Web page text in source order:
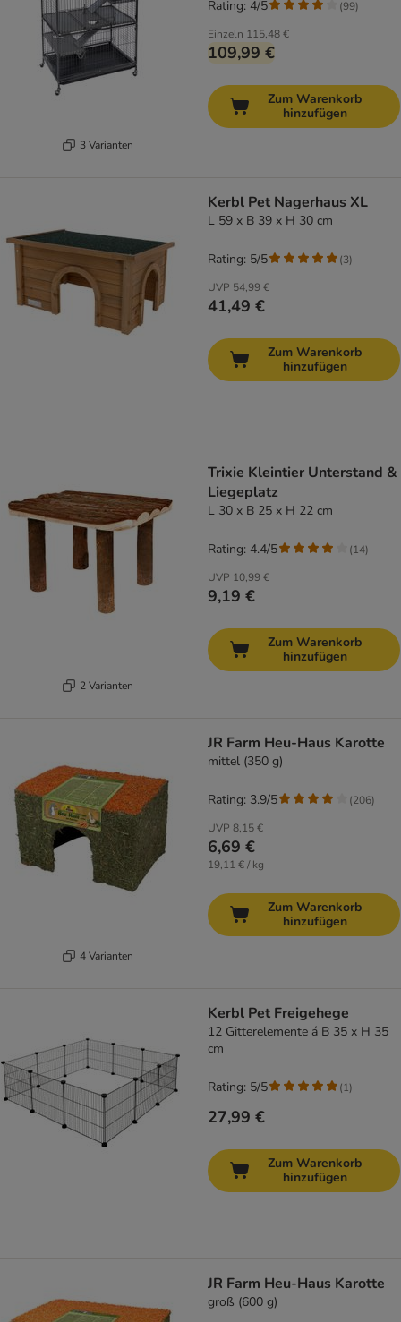
3 Varianten
Einzeln 115,48 €
109,99 €
Rating: 4/5 (99)
Zum Warenkorb
hinzufügen
Kerbl Pet Nagerhaus XL
L 59 x B 39 x H 30 cm
UVP 54,99 €
41,49 €
Rating: 5/5 (3)
Zum Warenkorb
hinzufügen
2 Varianten
Trixie Kleintier Unterstand &
Liegeplatz
L 30 x B 25 x H 22 cm
UVP 10,99 €
9,19 €
Rating: 4.4/5 (14)
Zum Warenkorb
hinzufügen
4 Varianten
JR Farm Heu-Haus Karotte
mittel (350 g)
UVP 8,15 €
6,69 €
19,11 € / kg
Rating: 3.9/5 (206)
Zum Warenkorb
hinzufügen
Kerbl Pet Freigehege
12 Gitterelemente á B 35 x H 35
cm
27,99 €
Rating: 5/5 (1)
Zum Warenkorb
hinzufügen
JR Farm Heu-Haus Karotte
groß (600 g)